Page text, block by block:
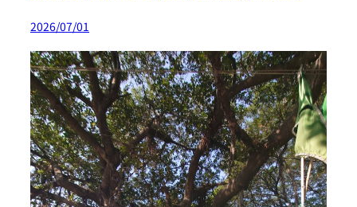
2026/07/01